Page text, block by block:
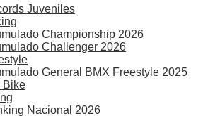
Juveniles
Championship 2026
Challenger 2026
General BMX Freestyle 2025
Bike
Nacional 2026